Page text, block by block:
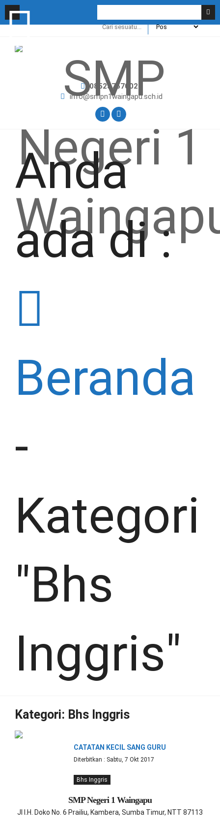
085237570022
info@smpn1waingapu.sch.id
Anda
ada di :
Beranda
-
Kategori
"Bhs
Inggris"
Kategori: Bhs Inggris
Bhs Inggris
CATATAN KECIL SANG GURU
Diterbitkan : Sabtu, 7 Okt 2017
SMP Negeri 1 Waingapu
Jl I.H. Doko No. 6 Prailiu, Kambera, Sumba Timur, NTT 87113